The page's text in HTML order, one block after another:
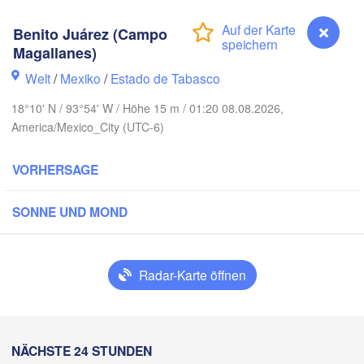
Benito Juárez (Campo
Magallanes)
Welt/Mexiko /Estado de Tabasco
18°10' N / 93°54' W / Höhe 15 m / 01:20 08.08.2026,
America/Mexico_City (UTC-6)
VORHERSAGE
SONNE UND MOND
Radar-Karte öffnen
NÄCHSTE 24 STUNDEN
Tehuacán Benito Juárez (Campo Magallanes)
H